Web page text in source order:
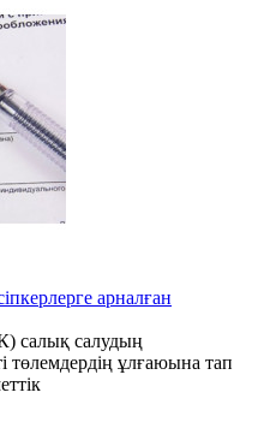
арналған
салық салудың
төлемдердің ұлғаюына тап